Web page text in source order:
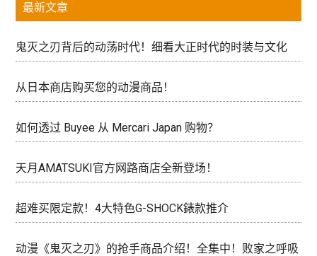
最新文章
鬼灭之刃背后的动荡时代！细看大正时代的时装与文化
从日本商店购买您的动漫商品！
如何透过 Buyee 从 Mercari Japan 购物？
天月AMATSUKI官方网路商店全新登场！
超难买限定款！4大特色G-SHOCK錶款推介
动漫《鬼灭之刃》的抢手商品介绍！全集中！败家之呼吸